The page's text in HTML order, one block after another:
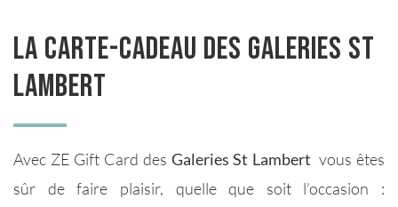
La carte-cadeau des Galeries St
Lambert
Avec ZE Gift Card des Galeries St Lambert vous êtes
sûr de faire plaisir, quelle que soit l’occasion :